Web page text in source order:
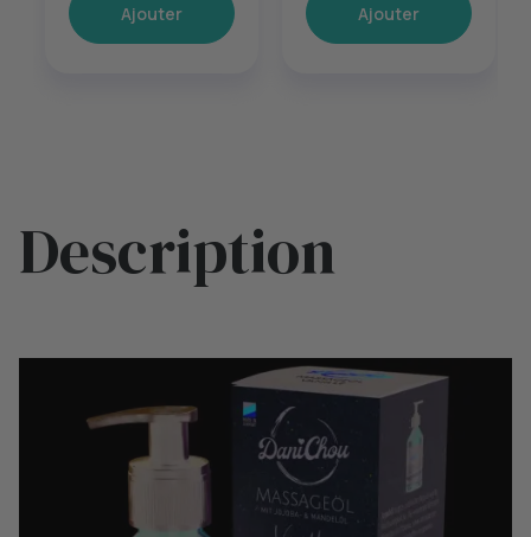
Ajouter Ajouter
Description